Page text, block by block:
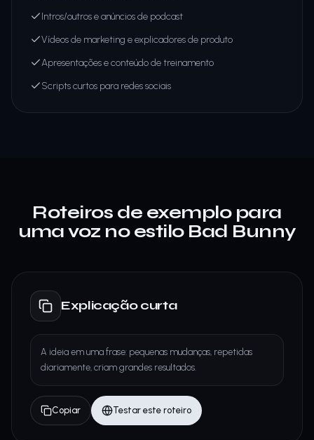
Intros/outros e anúncios de podcast
Vídeos de marketing e explicadores de produto
Apresentações e conteúdo de treinamento
Scripts curtos para redes sociais
Roteiros de exemplo para
uma voz no estilo Bad Bunny
Explicação curta
A ideia em uma frase: pequenas mudanças, repetidas
diariamente, criam grandes resultados.
Copiar Testar este roteiro